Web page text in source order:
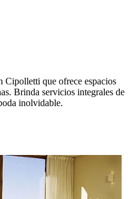
Cipolletti que ofrece espacios
Brinda servicios integrales de
inolvidable.